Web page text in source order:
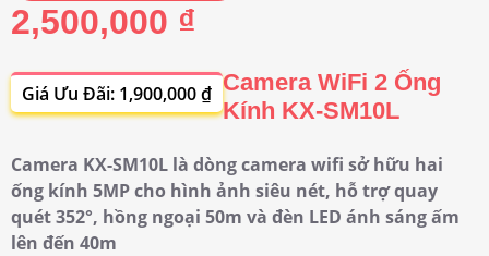
2,500,000 ₫
Giá Ưu Đãi: 1,900,000 ₫ Camera WiFi 2 Ống
Kính KX-SM10L
Camera KX-SM10L là dòng camera wifi sở hữu hai
ống kính 5MP cho hình ảnh siêu nét, hỗ trợ quay
quét 352°, hồng ngoại 50m và đèn LED ánh sáng ấm
lên đến 40m